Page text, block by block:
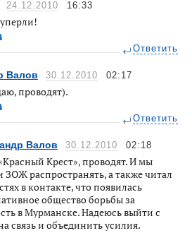
24.12.2010 16:33
Ответить
Валов 30.12.2010 02:17
проводят).
Ответить
Валов 30.12.2010 02:18
Крест», проводят. И мы
ЗОЖ распространять, а также читал
в контакте, что появилась
общество борьбы за
в Мурманске. Надеюсь выйти с
связь и объединить усилия.